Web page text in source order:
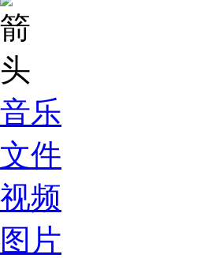
音乐
文件
视频
图片